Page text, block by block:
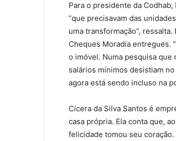
Para o presidente da
“que precisavam das
uma transformação”,
Cheques Moradia entregues.
o imóvel. Numa pesquisa que
salários mínimos desistiam
agora está sendo incluso na
Cícera da Silva Santos é
casa própria. Ela conta que,
felicidade tomou seu